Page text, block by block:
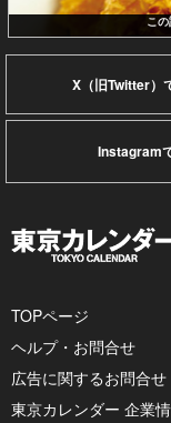
こ
X（旧Twitter）
Instagram
TOPページ
ヘルプ・お問合せ
広告に関するお問合せ
東京カレンダー 企業